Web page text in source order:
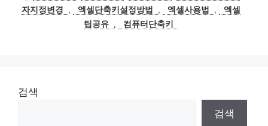
고
리
그
자지정변경
, 엑셀단축키설정방법 , 엑셀사용법 ,
엑셀
팁공유 , 컴퓨터단축키
검색
검색